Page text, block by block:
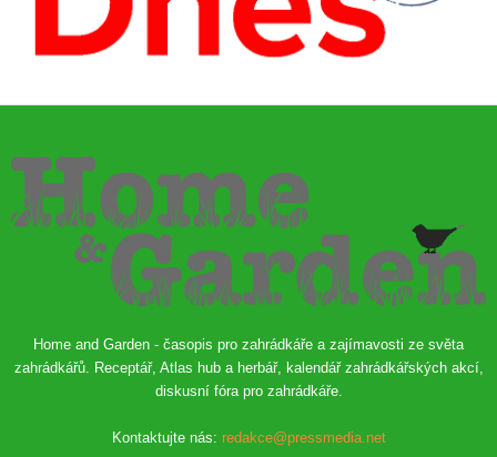
Home and Garden - časopis pro zahrádkáře a zajímavosti ze světa
zahrádkářů. Receptář, Atlas hub a herbář, kalendář zahrádkářských akcí,
diskusní fóra pro zahrádkáře.
Kontaktujte nás: redakce@pressmedia.net